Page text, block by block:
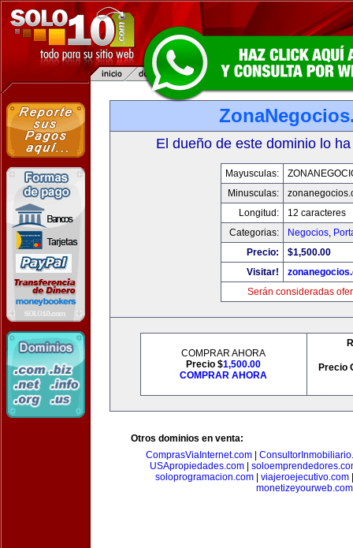
El dueño de este dominio lo
Mayusculas:
Minusculas:
Longitud:
12 caracteres
Categorias:
Negocios,
Precio:
$1,500.00
Visitar!
Serán consideradas
COMPRAR AHORA
Precio $1,500.00
COMPRAR AHORA
Precio
Otros dominios en venta:
ComprasViaInternet.com
USApropiedades.com
soloprogramacion.com
viajeroejecutivo.com
monetizeyourweb.com